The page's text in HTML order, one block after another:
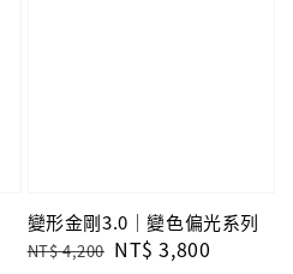
變形金剛3.0｜變色偏光系列
Regular
NT$ 4,200 Sale
NT$ 3,800